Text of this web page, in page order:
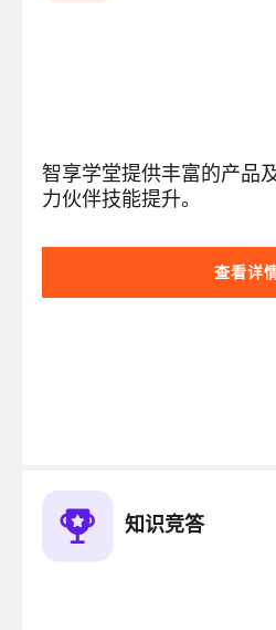
智享学堂提供丰富的产品
力伙伴技能提升。
查看详
知识竞答